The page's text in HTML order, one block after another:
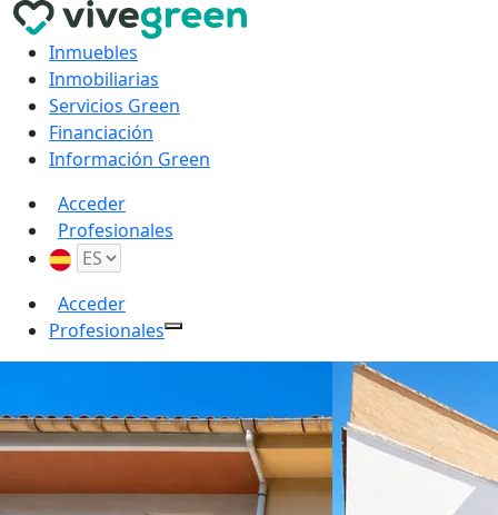
Inmuebles
Inmobiliarias
Servicios Green
Financiación
Información Green
Acceder
Profesionales
Acceder
Profesionales